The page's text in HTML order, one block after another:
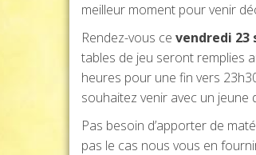
meilleur moment pour venir
Rendez-vous ce vendredi 23
tables de jeu seront remplies
heures pour une fin vers
souhaitez venir avec un jeune
Pas besoin d’apporter de
pas le cas nous vous en